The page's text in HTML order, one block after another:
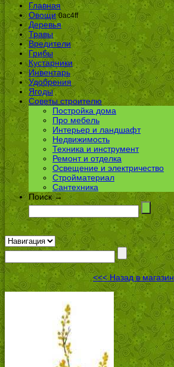
Главная
Овощи 0ac4ff
Деревья
Травы
Вредители
Грибы
Кустарники
Инвентарь
Удобрения
Ягоды
Советы строителю
Постройка дома
Про мебель
Интерьер и ландшафт
Недвижимость
Техника и инструмент
Ремонт и отделка
Освещение и электричество
Стройматериал
Сантехника
Поиск →
<<< Назад в магазин